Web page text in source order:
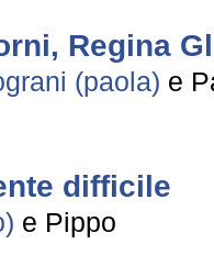
Regina
(paola) e
difficile
e Pippo